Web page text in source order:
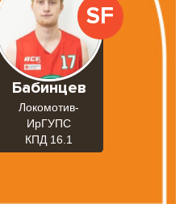
Бабинцев
Локомотив-
ИрГУПС
КПД 16.1
SF